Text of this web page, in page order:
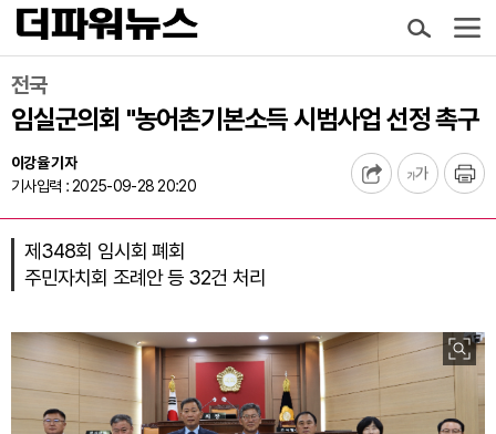
전국
임실군의회 "농어촌기본소득 시범사업 선정 촉구
이강율 기자
기사입력 : 2025-09-28 20:20
제348회 임시회 폐회
주민자치회 조례안 등 32건 처리